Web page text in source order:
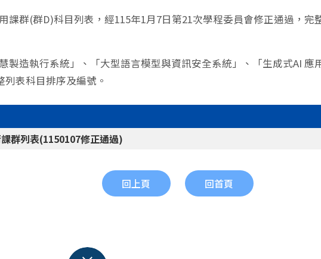
課群(群D)科目列表，經115年1月7日第21次學程委員會修正通過，完
製造執行系統」、「大型語言模型與資訊安全系統」、「生成式AI 應
表科目排序及編號。
群列表(1150107修正通過)
回上頁 回首頁